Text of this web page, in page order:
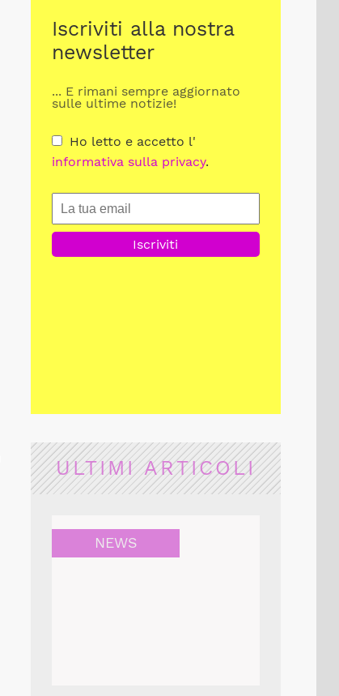
Iscriviti alla nostra
newsletter
... E rimani sempre aggiornato
sulle ultime notizie!
Ho letto e accetto l'
informativa sulla privacy.
ULTIMI ARTICOLI
NEWS